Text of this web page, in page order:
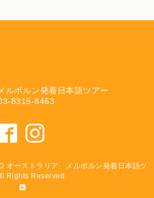
ルボルン発着日本語ツアー
8315-8463
オーストラリア、メルボルン発着日本語ツ
Rights Reserved.